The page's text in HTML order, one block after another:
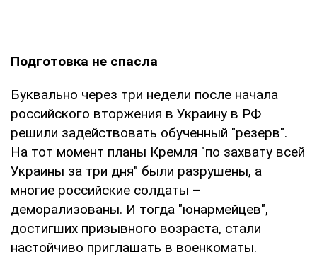
Подготовка не спасла
Буквально через три недели после начала
российского вторжения в Украину в РФ
решили задействовать обученный "резерв".
На тот момент планы Кремля "по захвату всей
Украины за три дня" были разрушены, а
многие российские солдаты –
деморализованы. И тогда "юнармейцев",
достигших призывного возраста, стали
настойчиво приглашать в военкоматы.